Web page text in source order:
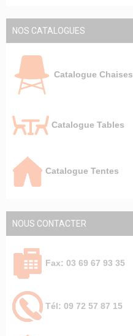
NOS CATALOGUES
Catalogue Chaises
Catalogue Tables
Catalogue Tentes
NOUS CONTACTER
Fax: 03 69 67 93 35
Tél: 09 72 57 87 15